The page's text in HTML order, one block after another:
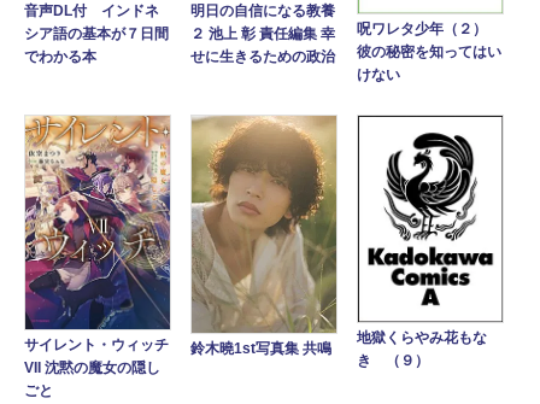
音声DL付 インドネ
シア語の基本が７日間
でわかる本
明日の自信になる教養
２ 池上 彰 責任編集 幸
せに生きるための政治
呪ワレタ少年（２）
彼の秘密を知ってはい
けない
サイレント・ウィッチ
VII 沈黙の魔女の隠し
ごと
鈴木曉1st写真集 共鳴
地獄くらやみ花もな
き （９）